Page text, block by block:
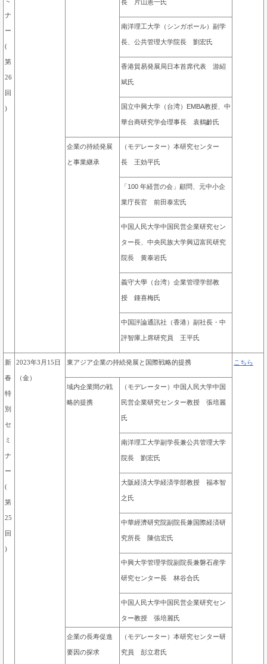
ナ
ー
(
第
26
回
)
長 片山憲一氏
南洋理工大学（シンガポール）副学
長、公共管理大学院長 劉宏氏
香港貿易発展局日本首席代表 游紹
斌氏
国立中興大学（台湾）EMBA教授、中
華台商研究学会理事長 袁鶴齡氏
企業の持続発展
と事業継承
（モデレーター）本研究センター
長 王効平氏
「100 年経営の会」顧問、元中小企
業庁長官 前田泰宏氏
中国人民大学中国民営企業研究セン
ター長、中央民族大学興辺富民研究
院長 黄泰岩氏
義守大學（台湾）企業管理学部教
授 鍾喜梅氏
中国評論通訊社（香港）副社長・中
評智庫上席研究員 王平氏
新
春
特
別
セ
ミ
ナ
ー
(
第
25
回
)
2023年3月15日
（金）
東アジア企業の持続発展と国際戦略的提携 こちら
域内企業間の戦
略的提携
（モデレーター）中国人民大学中国
民営企業研究センター教授 張培麗
氏
南洋理工大学副学長兼公共管理大学
院長 劉宏氏
大阪経済大学経済学部教授 福本智
之氏
中華經濟研究院副院長兼国際経済研
究所長 陳信宏氏
中興大学管理学院副院長兼磐石産学
研究センター長 林谷合氏
中国人民大学中国民営企業研究セン
ター教授 張培麗氏
企業の長寿促進
要因の探求
（モデレーター）本研究センター研
究員 彭立君氏